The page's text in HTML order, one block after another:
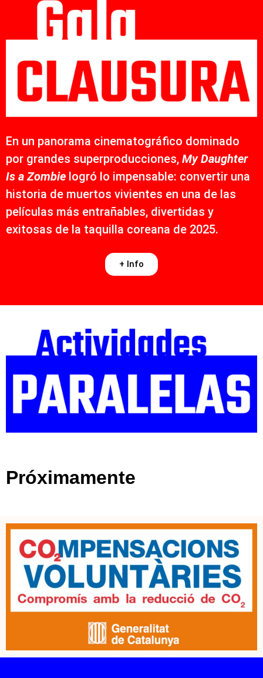
En un panorama cinematográfico dominado
por grandes superproducciones, My Daughter
Is a Zombie logró lo impensable: convertir una
historia de muertos vivientes en una de las
películas más entrañables, divertidas y
exitosas de la taquilla coreana de 2025.
+ Info
Próximamente